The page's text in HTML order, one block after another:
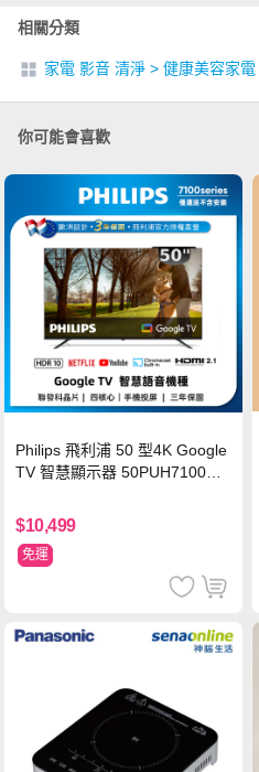
相關分類
家電 影音 清淨 > 健康美容家電
你可能會喜歡
Philips 飛利浦 50 型4K Google
TV 智慧顯示器 50PUH7100
$10,499
免運